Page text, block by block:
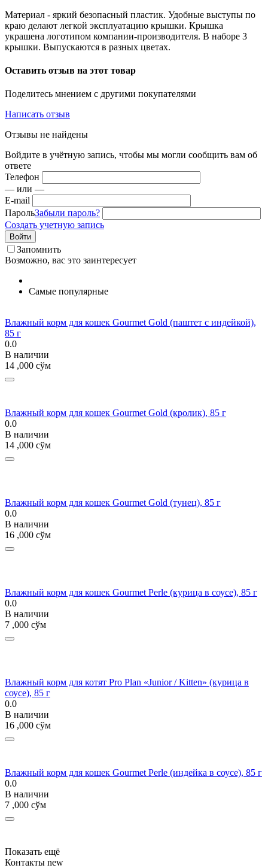
Материал - яркий безопасный пластик. Удобные выступы по
краю делают легкой эксплуатацию крышки. Крышка
украшена логотипом компании-производителя. В наборе 3
крышки. Выпускаются в разных цветах.
Оставить отзыв на этот товар
Поделитесь мнением с другими покупателями
Написать отзыв
Отзывы не найдены
Войдите в учётную запись, чтобы мы могли сообщить вам об
ответе
Телефон
— или —
E-mail
ПарольЗабыли пароль?
Создать учетную запись
Войти
Запомнить
Возможно, вас это заинтересует
Самые популярные
Влажный корм для кошек Gourmet Gold (паштет с индейкой),
85 г
0.0
В наличии
14 ,000 сўм
Влажный корм для кошек Gourmet Gold (кролик), 85 г
0.0
В наличии
14 ,000 сўм
Влажный корм для кошек Gourmet Gold (тунец), 85 г
0.0
В наличии
16 ,000 сўм
Влажный корм для кошек Gourmet Perle (курица в соусе), 85 г
0.0
В наличии
7 ,000 сўм
Влажный корм для котят Pro Plan «Junior / Kitten» (курица в
соусе), 85 г
0.0
В наличии
16 ,000 сўм
Влажный корм для кошек Gourmet Perle (индейка в соусе), 85 г
0.0
В наличии
7 ,000 сўм
Показать ещё
Контакты new